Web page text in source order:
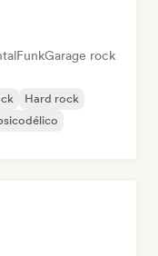
FunkGarage rock
Hard rock